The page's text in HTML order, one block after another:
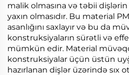
malik olmasına və təbii
yaxın olmasıdır. Bu material
asanlığını saxlayır və bu da
konstruksiyaların sürətli və
mümkün edir. Material
konstruksiyalar üçün üstün
hazırlanan dişlər üzərində sıx